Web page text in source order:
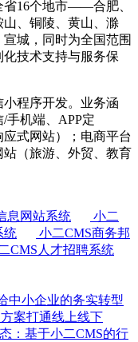
省16个地市——合肥、
、铜陵、黄山、滁
城，同时为全国范围
技术支持与服务保
程序开发。业务涵
手机端、APP定
式网站）；电商平台
站（旅游、外贸、教育
息网站系统
小二
统
小二CMS商务邦
CMS人才招聘系统
中小企业的务实转型
案打通线上线下
：基于小二CMS的行